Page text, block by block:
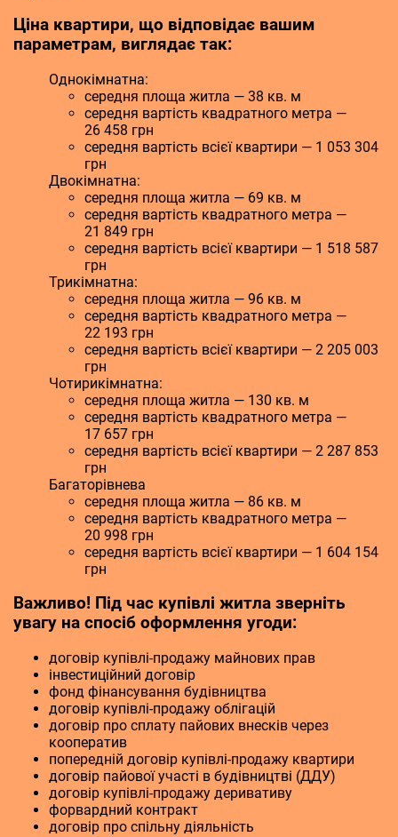
Ціна квартири, що відповідає вашим
параметрам, виглядає так:
Однокімнатна:
середня площа житла — 38 кв. м
середня вартість квадратного метра —
26 458 грн
середня вартість всієї квартири — 1 053 304
грн
Двокімнатна:
середня площа житла — 69 кв. м
середня вартість квадратного метра —
21 849 грн
середня вартість всієї квартири — 1 518 587
грн
Трикімнатна:
середня площа житла — 96 кв. м
середня вартість квадратного метра —
22 193 грн
середня вартість всієї квартири — 2 205 003
грн
Чотирикімнатна:
середня площа житла — 130 кв. м
середня вартість квадратного метра —
17 657 грн
середня вартість всієї квартири — 2 287 853
грн
Багаторівнева
середня площа житла — 86 кв. м
середня вартість квадратного метра —
20 998 грн
середня вартість всієї квартири — 1 604 154
грн
Важливо! Під час купівлі житла зверніть
увагу на спосіб оформлення угоди:
договір купівлі-продажу майнових прав
інвестиційний договір
фонд фінансування будівництва
договір купівлі-продажу облігацій
договір про сплату пайових внесків через
кооператив
попередній договір купівлі-продажу квартири
договір пайової участі в будівництві (ДДУ)
договір купівлі-продажу деривативу
форвардний контракт
договір про спільну діяльність